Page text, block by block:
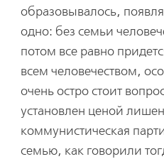
образовывалось,
одно: без семьи
потом все равно
всем человечеством,
очень остро стоит
установлен ценой
коммунистическая
семью, как говорили